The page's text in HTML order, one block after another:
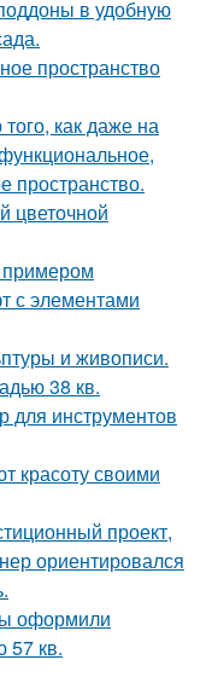
в удобную
пространство
как даже на
пространство.
цветочной
примером
с элементами
и живописи.
38 кв.
для инструментов
красоту своими
проект,
ориентировался
оформили
57 кв.